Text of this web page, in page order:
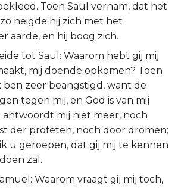
Toen Saul vernam, dat het
neigde hij zich met het
aarde, en hij boog zich.
tot Saul: Waarom hebt gij mij
mij doende opkomen? Toen
ben zeer beangstigd, want de
tegen mij, en God is van mij
antwoordt mij niet meer, noch
der profeten, noch door dromen;
u geroepen, dat gij mij te kennen
zal.
Waarom vraagt gij mij toch,